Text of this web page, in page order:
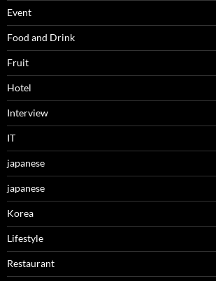
Event
Food and Drink
Fruit
Hotel
Interview
IT
japanese
japanese
Korea
Lifestyle
Restaurant